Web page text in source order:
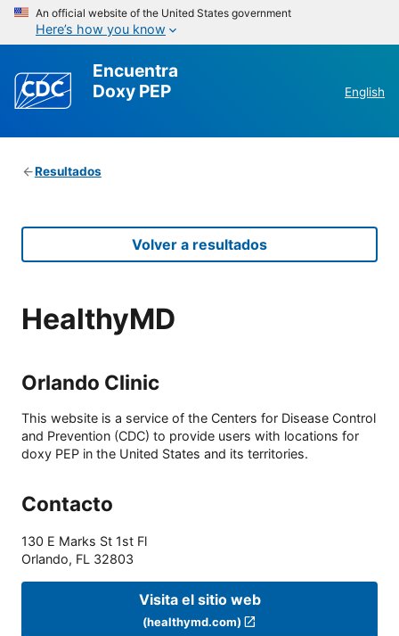
An official website of the United States government
Here’s how you know
Encuentra
Doxy PEP
English
Resultados
Volver a resultados
HealthyMD
Orlando Clinic
This website is a service of the Centers for Disease Control
and Prevention (CDC) to provide users with locations for
doxy PEP in the United States and its territories.
Contacto
130 E Marks St 1st Fl
Orlando, FL 32803
Visita el sitio web
(healthymd.com)